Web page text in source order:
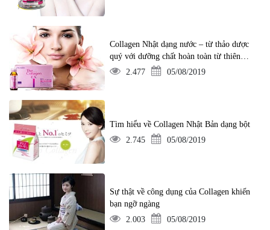
Collagen Nhật dạng nước – từ thảo dược
quý với dưỡng chất hoàn toàn từ thiên
nhiên2.477 05/08/2019
Tìm hiểu về Collagen Nhật Bản dạng bột
2.745
05/08/2019
Sự thật về công dụng của Collagen khiến
bạn ngỡ ngàng
2.003
05/08/2019